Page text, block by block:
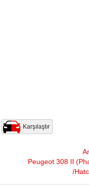
Karşılaştır
Peugeot 308 II
/